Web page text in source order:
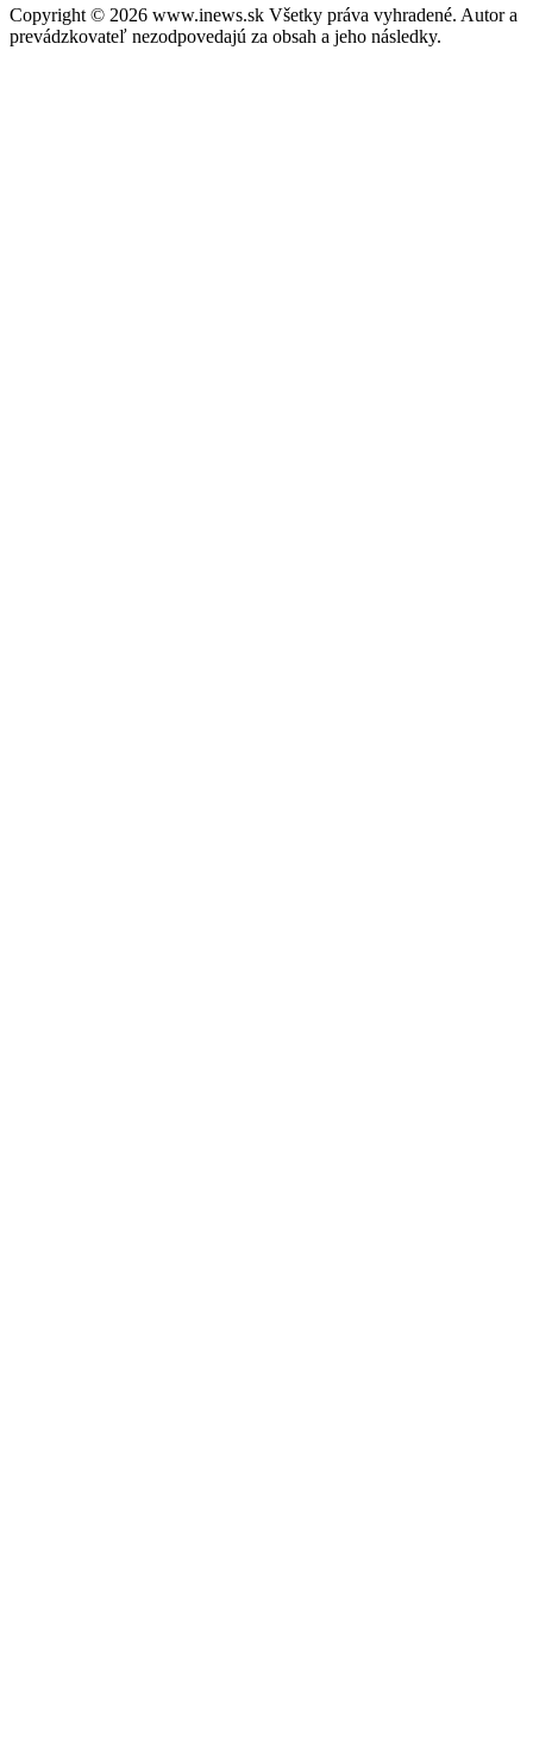
Copyright © 2026 www.inews.sk Všetky práva vyhradené. Autor a
prevádzkovateľ nezodpovedajú za obsah a jeho následky.